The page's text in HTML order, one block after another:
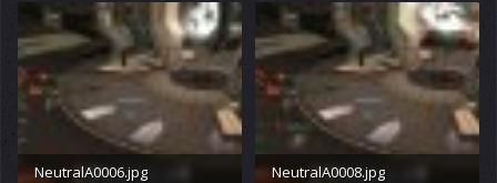
NeutralA0006.jpg
NeutralA0008.jpg